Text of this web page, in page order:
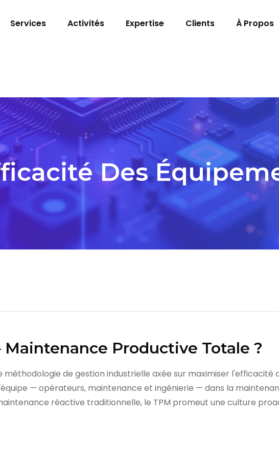
Services Activités Expertise Clients À Propos
Des
Maintenance Productive Totale ?
de gestion industrielle axée sur maximiser l'efficacité
— opérateurs, maintenance et ingénierie — dans la
réactive traditionnelle, le TPM promeut une culture